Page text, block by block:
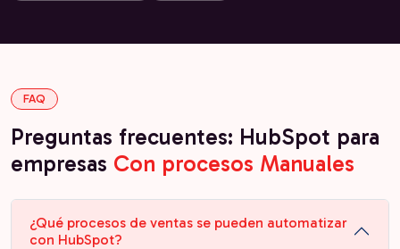
FAQ
Preguntas frecuentes: HubSpot para
empresas Con procesos Manuales
¿Qué procesos de ventas se pueden automatizar
con HubSpot?